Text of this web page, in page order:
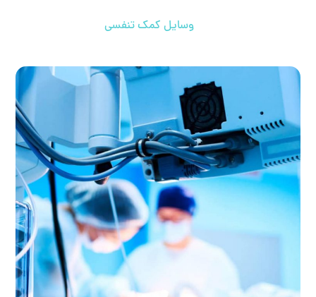
وسایل کمک تنفسی
حمایت‌های برون پیکری